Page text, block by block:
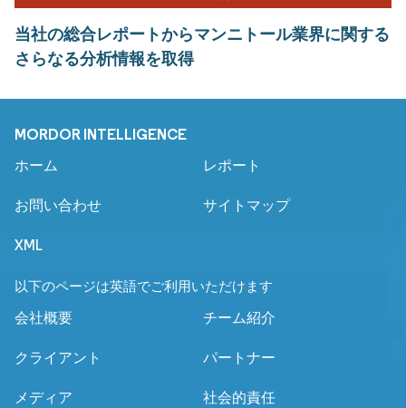
当社の総合レポートからマンニトール業界に関する
さらなる分析情報を取得
MORDOR INTELLIGENCE
ホーム レポート
お問い合わせ サイトマップ
XML
以下のページは英語でご利用いただけます
会社概要 チーム紹介
クライアント パートナー
メディア 社会的責任